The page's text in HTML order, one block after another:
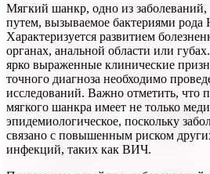
Мягкий шанкр, одно из
путем, вызываемое бактериями рода
Характеризуется развитием
органах, анальной области или
ярко выраженные клинические
точного диагноза необходимо
исследований. Важно отметить, что
мягкого шанкра имеет не только
эпидемиологическое, поскольку
связано с повышенным риском
инфекций, таких как ВИЧ.